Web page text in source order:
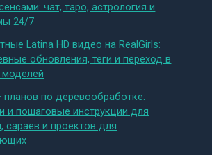
чат, таро, астрология и
24/7
Latina HD видео на RealGirls:
обновления, теги и переход в
моделей
планов по деревообработке:
и пошаговые инструкции для
сараев и проектов для